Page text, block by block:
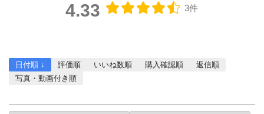
4.33 3件
日付順 ↓ 評価順 いいね数順 購入確認順
返信順
写真・動画付き順